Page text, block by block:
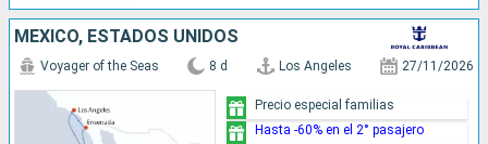
MÉXICO, ESTADOS UNIDOS
Voyager of the Seas 8 d Los Angeles 27/11/2026
Precio especial familias
Hasta -60% en el 2° pasajero